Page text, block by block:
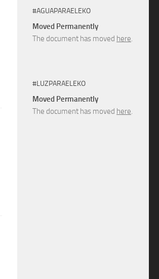
#AGUAPARAELEKO
Moved Permanently
The document has moved here.
#LUZPARAELEKO
Moved Permanently
The document has moved here.